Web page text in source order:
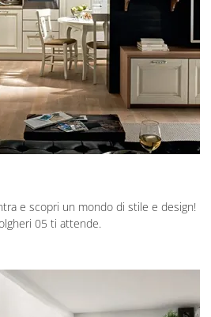
e scopri un mondo di stile e design!
05 ti attende.